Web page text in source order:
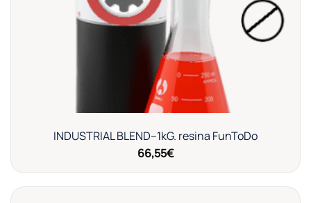
INDUSTRIAL BLEND–1kG. resina FunToDo
66,55€